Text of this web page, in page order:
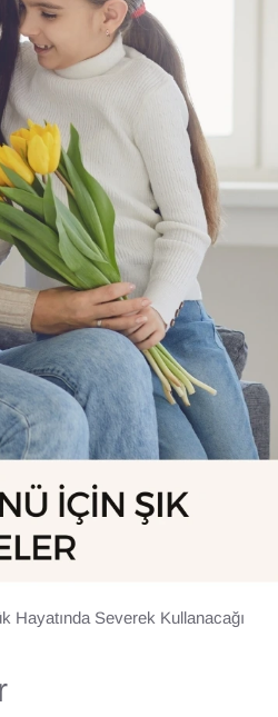
Hayatında Severek Kullanacağı